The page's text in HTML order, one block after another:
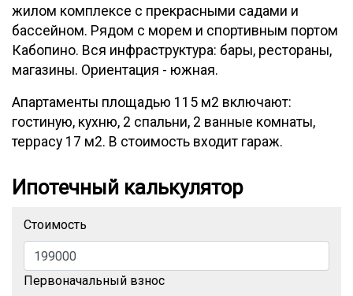
жилом комплексе с прекрасными садами и
бассейном. Рядом с морем и спортивным портом
Кабопино. Вся инфраструктура: бары, рестораны,
магазины. Ориентация - южная.
Апартаменты площадью 115 м2 включают:
гостиную, кухню, 2 спальни, 2 ванные комнаты,
террасу 17 м2. В стоимость входит гараж.
Ипотечный калькулятор
Стоимость
Первоначальный взнос